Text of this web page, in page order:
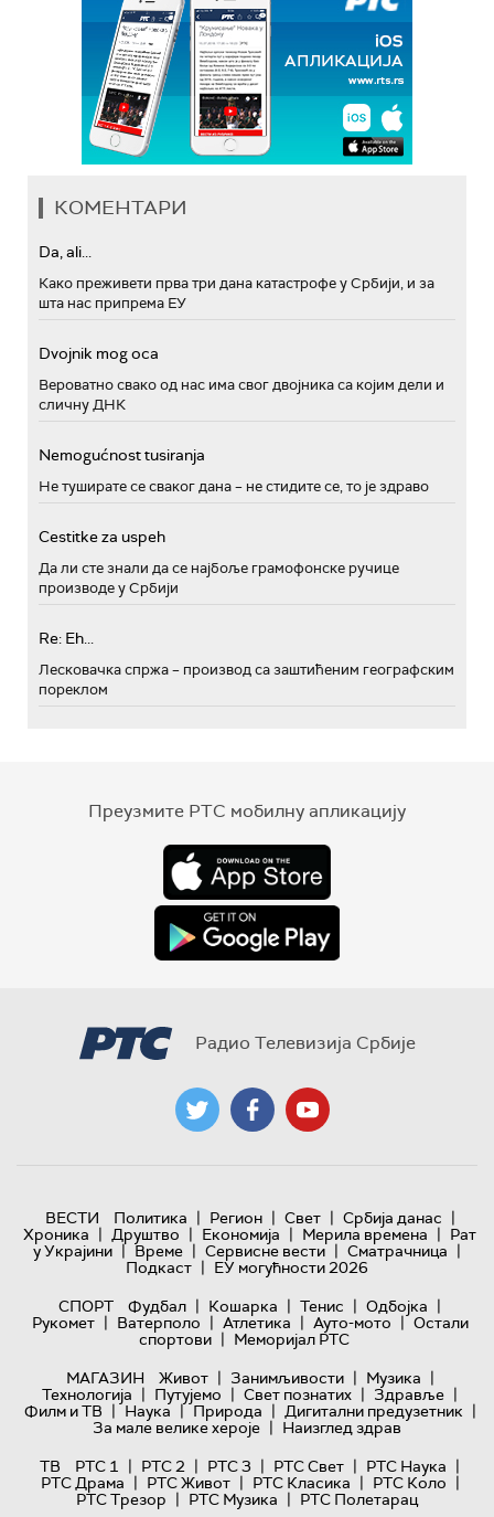
КОМЕНТАРИ
Da, ali...
Како преживети прва три дана катастрофе у Србији, и за
шта нас припрема ЕУ
Dvojnik mog oca
Вероватно свако од нас има свог двојника са којим дели и
сличну ДНК
Nemogućnost tusiranja
Не туширате се сваког дана – не стидите се, то је здраво
Cestitke za uspeh
Да ли сте знали да се најбоље грамофонске ручице
производе у Србији
Re: Eh...
Лесковачка спржа – производ са заштићеним географским
пореклом
Преузмите РТС мобилну апликацију
Радио Телевизија Србије
ВЕСТИ Политика | Регион | Свет | Србија данас |
Хроника | Друштво | Економија | Мерила времена | Рат
у Украјини | Време | Сервисне вести | Сматрачница |
Подкаст | ЕУ могућности 2026
СПОРТ
Фудбал | Кошарка | Тенис | Одбојка |
Рукомет | Ватерполо | Атлетика | Ауто-мото | Остали
спортови | Меморијал РТС
МАГАЗИН
Живот | Занимљивости | Музика |
Технологијa | Путујемо | Свет познатих | Здравље |
Филм и ТВ | Наука | Природа | Дигитални предузетник |
За мале велике хероје | Наизглед здрав
ТВ
РТС 1 | РТС 2 | РТС 3 | РТС Свет | РТС Наука |
РТС Драма | РТС Живот | РТС Класика | РТС Коло |
РТС Трезор | РТС Музика | РТС Полетарац